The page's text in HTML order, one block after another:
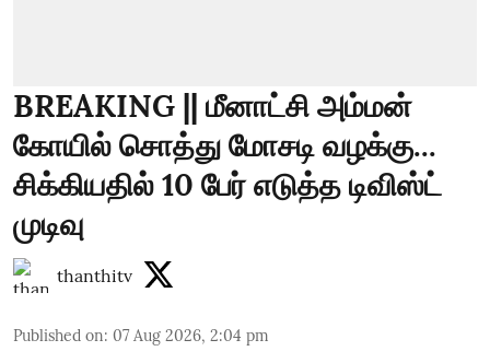
BREAKING || மீனாட்சி அம்மன்
கோயில் சொத்து மோசடி வழக்கு...
சிக்கியதில் 10 பேர் எடுத்த டிவிஸ்ட்
முடிவு
thanthitv
Published on: 07 Aug 2026, 2:04 pm